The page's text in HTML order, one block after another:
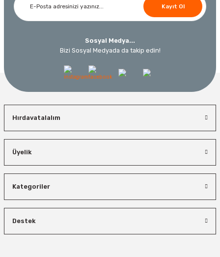
Kayıt Ol
Sosyal Medya...
Bizi Sosyal Medyada da takip edin!
Hırdavatalalım
Üyelik
Kategoriler
Destek